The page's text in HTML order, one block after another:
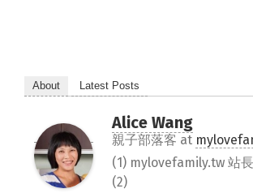
About Latest Posts
Alice Wang
親子部落客 at
(1) mylovefamily.tw 站長
(2)